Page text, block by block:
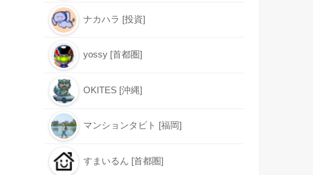
ナカハラ [投資]
yossy [首都圏]
OKITES [沖縄]
マンションタビト [福岡]
すまいるん [首都圏]